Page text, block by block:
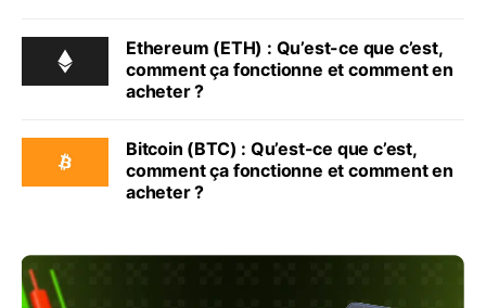
Ethereum (ETH) : Qu’est-ce que c’est,
comment ça fonctionne et comment en
acheter ?
Bitcoin (BTC) : Qu’est-ce que c’est,
comment ça fonctionne et comment en
acheter ?